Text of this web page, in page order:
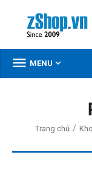
 MENU 
Trang chủ /